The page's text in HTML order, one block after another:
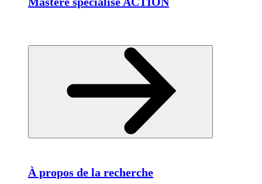
À propos de la recherche